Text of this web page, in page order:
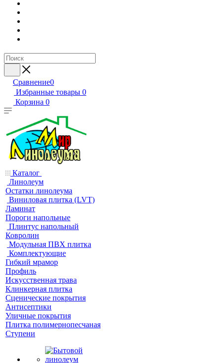
Сравнение0
Избранные товары 0
Корзина 0
Каталог
Линолеум
Остатки линолеума
Виниловая плитка (LVT)
Ламинат
Пороги напольные
Плинтус напольный
Ковролин
Модульная ПВХ плитка
Комплектующие
Гибкий мрамор
Профиль
Искусственная трава
Клинкерная плитка
Сценические покрытия
Антисептики
Уличные покрытия
Плитка полимернопесчаная
Ступени